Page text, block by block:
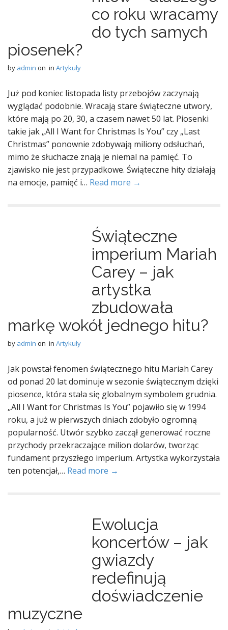
co roku wracamy
do tych samych
piosenek?
by admin on in Artykuły
Już pod koniec listopada listy przebojów zaczynają
wyglądać podobnie. Wracają stare świąteczne utwory,
które mają po 20, 30, a czasem nawet 50 lat. Piosenki
takie jak „All I Want for Christmas Is You” czy „Last
Christmas” ponownie zdobywają miliony odsłuchań,
mimo że słuchacze znają je niemal na pamięć. To
zjawisko nie jest przypadkowe. Świąteczne hity działają
na emocje, pamięć i… Read more →
Świąteczne
imperium Mariah
Carey – jak
artystka
zbudowała
markę wokół jednego hitu?
by admin on in Artykuły
Jak powstał fenomen świątecznego hitu Mariah Carey
od ponad 20 lat dominuje w sezonie świątecznym dzięki
piosence, która stała się globalnym symbolem grudnia.
„All I Want for Christmas Is You” pojawiło się w 1994
roku, a już w pierwszych dniach zdobyło ogromną
popularność. Utwór szybko zaczął generować roczne
przychody przekraczające milion dolarów, tworząc
fundament przyszłego imperium. Artystka wykorzystała
ten potencjał,… Read more →
Ewolucja
koncertów – jak
gwiazdy
redefinują
doświadczenie
muzyczne